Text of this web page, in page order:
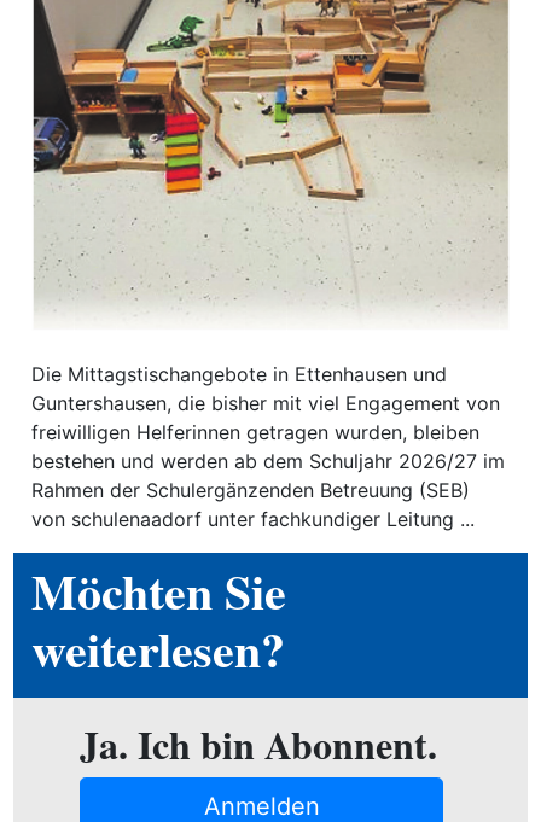
Die Mittagstischangebote in Ettenhausen und
Guntershausen, die bisher mit viel Engagement von
freiwilligen Helferinnen getragen wurden, bleiben
bestehen und werden ab dem Schuljahr 2026/27 im
Rahmen der Schulergänzenden Betreuung (SEB)
von schulenaadorf unter fachkundiger Leitung ...
Möchten Sie
weiterlesen?
Ja. Ich bin Abonnent.
Anmelden